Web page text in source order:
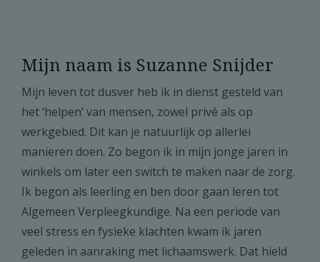
Mijn naam is Suzanne Snijder
Mijn leven tot dusver heb ik in dienst gesteld van
het ‘helpen’ van mensen, zowel privé als op
werkgebied. Dit kan je natuurlijk op allerlei
manieren doen. Zo begon ik in mijn jonge jaren in
winkels om later een switch te maken naar de zorg.
Ik begon als leerling en ben door gaan leren tot
Algemeen Verpleegkundige. Na een periode van
veel stress en fysieke klachten kwam ik jaren
geleden in aanraking met lichaamswerk. Dat hield